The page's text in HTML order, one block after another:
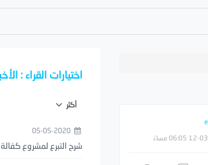
مساءً
اختيارات القراء :
أكثر
05-05-2020
شرح التبرع لمشروع